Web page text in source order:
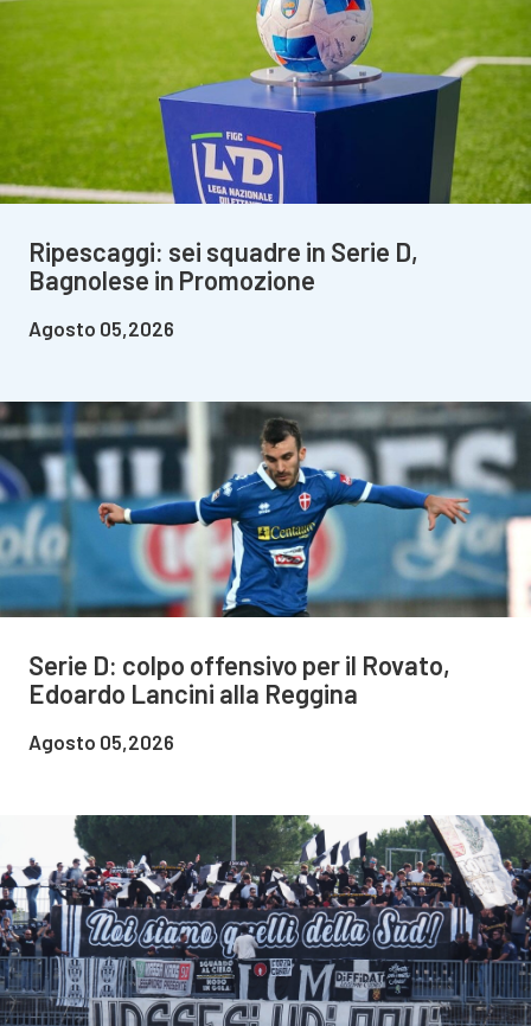
Ripescaggi: sei squadre in Serie D,
Bagnolese in Promozione
Agosto 05,2026
Serie D: colpo offensivo per il Rovato,
Edoardo Lancini alla Reggina
Agosto 05,2026